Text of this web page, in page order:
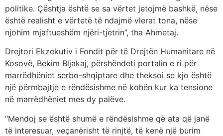
politike. Çështja është se sa vërtet jetojmë bashkë, nëse
është realisht e vërtetë të ndajmë vlerat tona, nëse
njohim mjaftueshëm njëri-tjetrin”, tha Ahmetaj.
Drejtori Ekzekutiv i Fondit për të Drejtën Humanitare në
Kosovë, Bekim Bljakaj, përshëndeti portalin e ri për
marrëdhëniet serbo-shqiptare dhe theksoi se kjo është
një përmbajtje e rëndësishme në kohën kur ka tensione
në marrëdhëniet mes dy palëve.
“Mendoj se është shumë e rëndësishme që ata që janë
të interesuar, veçanërisht të rinjtë, të kenë një burim